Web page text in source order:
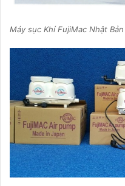
Máy sục Khí FujiMac Nhật Bản